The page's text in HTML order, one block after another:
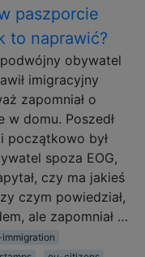
paszporcie
to naprawić?
obywatel
imigracyjny
zapomniał o
w domu. Poszedł
początkowo był
spoza EOG,
czy ma jakieś
czym powiedział,
ale zapomniał …